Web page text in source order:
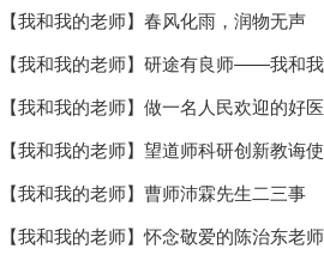
【我和我的老师】春风化雨，润物无声
【我和我的老师】研途有良师——我和
【我和我的老师】做一名人民欢迎的好
【我和我的老师】望道师科研创新教诲
【我和我的老师】曹师沛霖先生二三事
【我和我的老师】怀念敬爱的陈治东老师